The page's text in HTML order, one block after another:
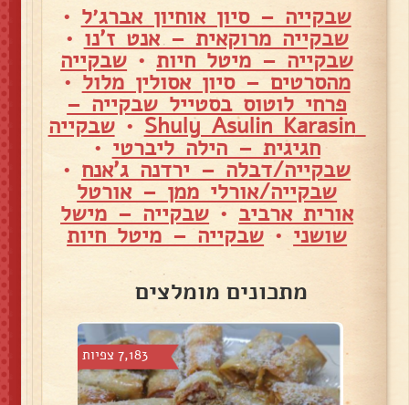
שבקייה – סיון אוחיון אברג׳ל •
שבקייה מרוקאית – אנט ז'נו •
שבקייה – מיטל חיות• שבקייה
מהסרטים – סיון אסולין מלול •
פרחי לוטוס בסטייל שבקייה –
Shuly Asulin Karasin
•שבקייה
חגיגית – הילה ליברטי •
שבקייה/דבלה – ירדנה ג'אנח •
שבקייה/אורלי ממן – אורטל
אורית ארביב • שבקייה – מישל
שושני • שבקייה – מיטל חיות
מתכונים מומלצים
7,183 צפיות